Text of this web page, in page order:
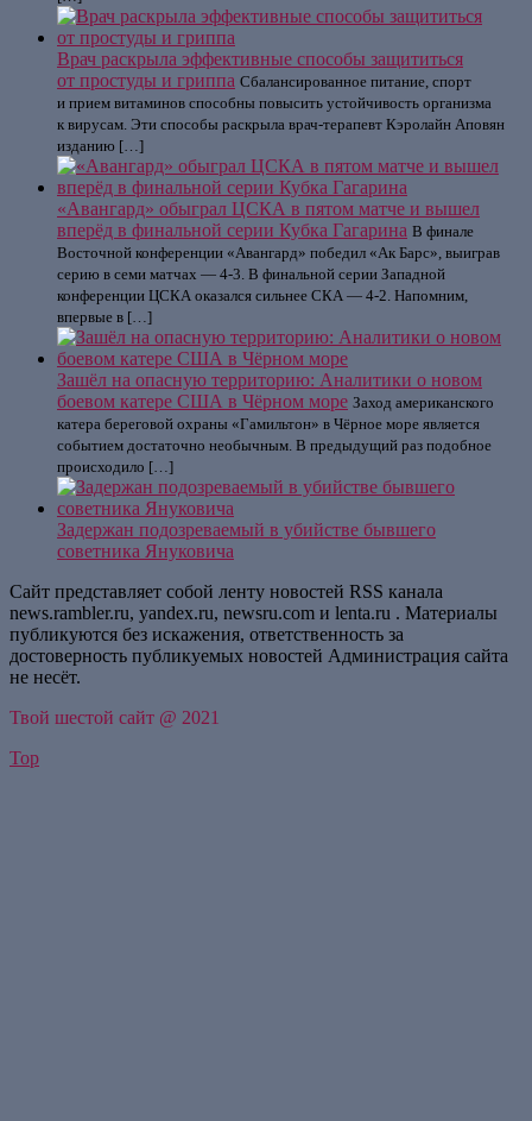
Врач раскрыла эффективные способы защититься
от простуды и гриппа Сбалансированное питание, спорт
и прием витаминов способны повысить устойчивость организма
к вирусам. Эти способы раскрыла врач-терапевт Кэролайн Аповян
изданию […]
«Авангард» обыграл ЦСКА в пятом матче и вышел
вперёд в финальной серии Кубка Гагарина В финале
Восточной конференции «Авангард» победил «Ак Барс», выиграв
серию в семи матчах — 4-3. В финальной серии Западной
конференции ЦСКА оказался сильнее СКА — 4-2. Напомним,
впервые в […]
Зашёл на опасную территорию: Аналитики о новом
боевом катере США в Чёрном море Заход американского
катера береговой охраны «Гамильтон» в Чёрное море является
событием достаточно необычным. В предыдущий раз подобное
происходило […]
Задержан подозреваемый в убийстве бывшего
советника Януковича
Сайт представляет собой ленту новостей RSS канала
news.rambler.ru, yandex.ru, newsru.com и lenta.ru . Материалы
публикуются без искажения, ответственность за
достоверность публикуемых новостей Администрация сайта
не несёт.
Твой шестой сайт @ 2021
Top